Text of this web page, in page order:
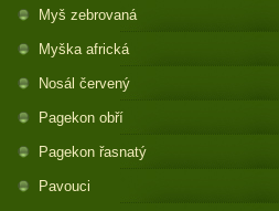
Myš zebrovaná
Myška africká
Nosál červený
Pagekon obří
Pagekon řasnatý
Pavouci